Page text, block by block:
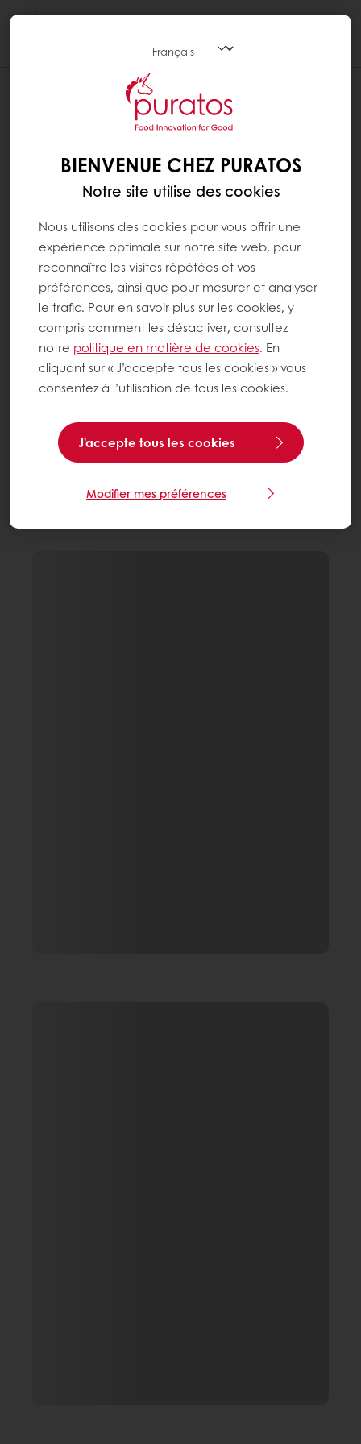
BIENVENUE CHEZ PURATOS
Notre site utilise des cookies
Nous utilisons des cookies pour vous offrir une
expérience optimale sur notre site web, pour
reconnaître les visites répétées et vos
préférences, ainsi que pour mesurer et analyser
le trafic. Pour en savoir plus sur les cookies, y
compris comment les désactiver, consultez
notre politique en matière de cookies. En
cliquant sur « J’accepte tous les cookies » vous
consentez à l’utilisation de tous les cookies.
J'accepte tous les cookies
Modifier mes préférences